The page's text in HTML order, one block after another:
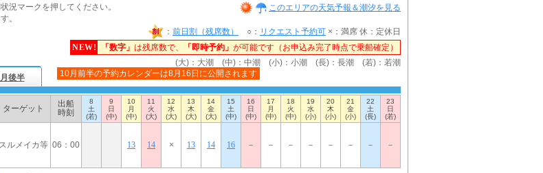
況マークを押してください。
。
このエリアの天気予報＆潮汐を見る
： 前日割（残席数） ○： リクエスト予約可 ×：満席 休：定休日
NEW!
「数字」 は残席数で、 「即時予約」 が可能です（お申込み完了時点で乗船確定）
(大)：大潮 (中)：中潮 (小)：小潮 (長)：長潮 (若)：若潮
後半 10月前半の予約カレンダーは8月16日に公開されます
ターゲット
出船
時刻
8
土
(若)
9
日
(中)
10
月
(中)
11
火
(大)
12
水
(大)
13
木
(大)
14
金
(大)
15
土
(中)
16
日
(中)
17
月
(中)
18
火
(中)
19
水
(小)
20
木
(小)
21
金
(小)
22
土
(長)
23
日
(若)
スルメイカ等 06：00 13 14 × 13 14 16 － － － － － － － －